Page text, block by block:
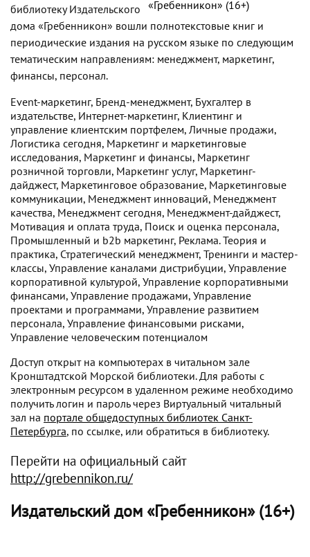
библиотеку Издательского
дома «Гребенникон» вошли полнотекстовые книг и
периодические издания на русском языке по следующим
тематическим направлениям: менеджмент, маркетинг,
финансы, персонал.
Event-маркетинг, Бренд-менеджмент, Бухгалтер в
издательстве, Интернет-маркетинг, Клиентинг и
управление клиентским портфелем, Личные продажи,
Логистика сегодня, Маркетинг и маркетинговые
исследования, Маркетинг и финансы, Маркетинг
розничной торговли, Маркетинг услуг, Маркетинг-
дайджест, Маркетинговое образование, Маркетинговые
коммуникации, Менеджмент инноваций, Менеджмент
качества, Менеджмент сегодня, Менеджмент-дайджест,
Мотивация и оплата труда, Поиск и оценка персонала,
Промышленный и b2b маркетинг, Реклама. Теория и
практика, Стратегический менеджмент, Тренинги и мастер-
классы, Управление каналами дистрибуции, Управление
корпоративной культурой, Управление корпоративными
финансами, Управление продажами, Управление
проектами и программами, Управление развитием
персонала, Управление финансовыми рисками,
Управление человеческим потенциалом
Доступ открыт на компьютерах в читальном зале
Кронштадтской Морской библиотеки. Для работы с
электронным ресурсом в удаленном режиме необходимо
получить логин и пароль через Виртуальный читальный
зал на портале общедоступных библиотек Санкт-
Петербурга, по ссылке, или обратиться в библиотеку.
Перейти на официальный сайт
http://grebennikon.ru/
Издательский дом «Гребенникон» (16+)